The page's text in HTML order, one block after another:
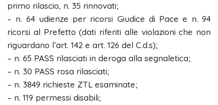
primo rilascio, n. 35 rinnovati;
– n. 64 udienze per ricorsi Giudice di Pace e n. 94
ricorsi al Prefetto (dati riferiti alle violazioni che non
riguardano l’art. 142 e art. 126 del C.d.s);
– n. 65 PASS rilasciati in deroga alla segnaletica;
– n. 30 PASS rosa rilasciati;
– n. 3849 richieste ZTL esaminate;
– n. 119 permessi disabili;